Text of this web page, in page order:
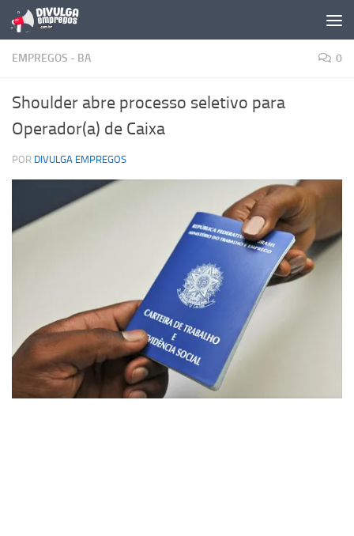
Skip to content
EMPREGOS - BA 0
Shoulder abre processo seletivo para
Operador(a) de Caixa
POR DIVULGA EMPREGOS